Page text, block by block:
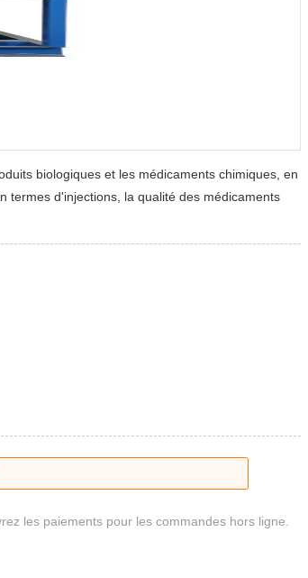
biologiques et les médicaments chimiques, en
termes d'injections, la qualité des médicaments
les paiements pour les commandes hors ligne.